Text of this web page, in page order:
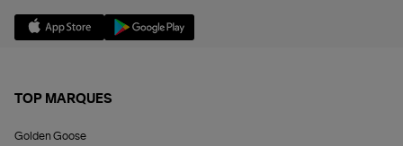
TOP MARQUES
Golden Goose